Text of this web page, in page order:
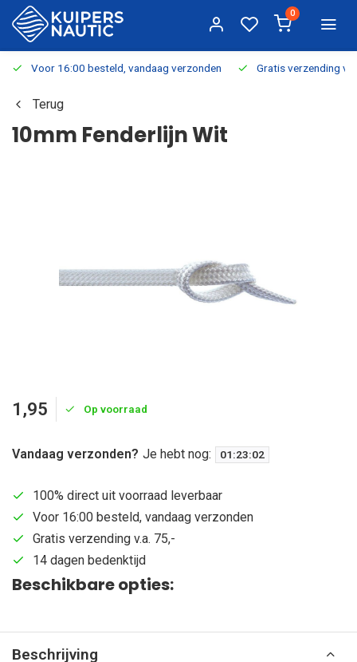
0
Voor 16:00 besteld, vandaag verzonden Gratis verzending
Terug
10mm Fenderlijn Wit
1,95 Op voorraad
Vandaag verzonden? Je hebt nog: 01:23:01
100% direct uit voorraad leverbaar
Voor 16:00 besteld, vandaag verzonden
Gratis verzending v.a. 75,-
14 dagen bedenktijd
Beschikbare opties:
Beschrijving